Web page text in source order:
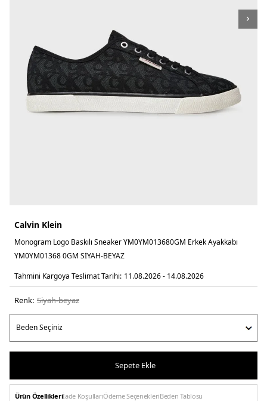
Calvin Klein
Monogram Logo Baskılı Sneaker YM0YM013680GM Erkek Ayakkabı
YM0YM01368 0GM SİYAH-BEYAZ
Tahmini Kargoya Teslimat Tarihi: 11.08.2026 - 14.08.2026
Renk: si̇yah-beyaz
Sepete Ekle
Ürün Özellikleriİade KoşullarıÖdeme SeçenekleriBeden Tablosu